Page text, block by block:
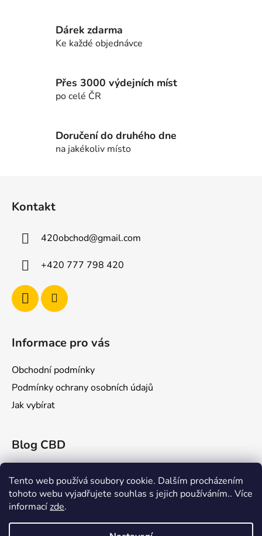
Tento web používá soubory cookie. Dalším procházením
tohoto webu vyjadřujete souhlas s jejich používáním.. Více
informacízde.
p
k
p
i
Dárek zdarma
Ke každé objednávce
Přes 3000 výdejních míst
po celé ČR
Doručení do druhého dne
na jakékoliv místo
Kontakt
420obchod@gmail.com
+420 777 798 420
Informace pro vás
Obchodní podmínky
Podmínky ochrany osobních údajů
Jak vybírat
Blog CBD
Ostravě
CBD a Jeho Účinky na Žilní Systém: Co Říká
Věda?
Rick Simpson: Průkopník v Léčbě Konopím